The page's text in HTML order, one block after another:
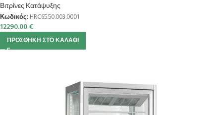
Βιτρίνες Κατάψυξης
Κωδικός: HRC65.50.003.0001
12290.00€
ΠΡΟΣΘΉΚΗ ΣΤΟ ΚΑΛΆΘΙ